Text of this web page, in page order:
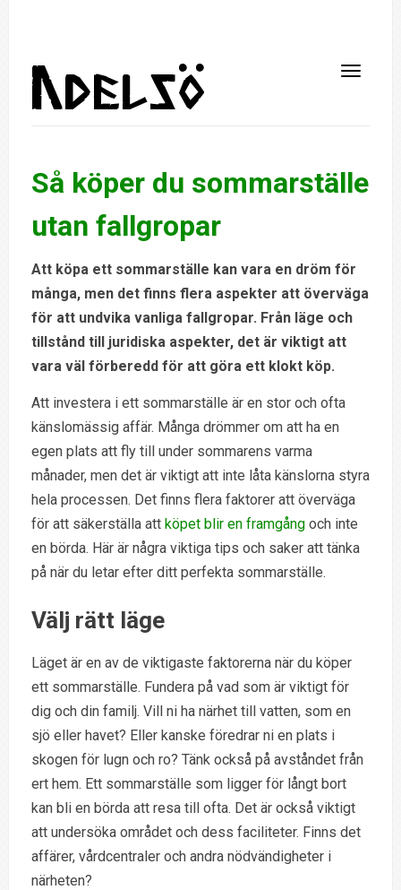
Så köper du sommarställe
utan fallgropar
Att köpa ett sommarställe kan vara en dröm för
många, men det finns flera aspekter att överväga
för att undvika vanliga fallgropar. Från läge och
tillstånd till juridiska aspekter, det är viktigt att
vara väl förberedd för att göra ett klokt köp.
Att investera i ett sommarställe är en stor och ofta
känslomässig affär. Många drömmer om att ha en
egen plats att fly till under sommarens varma
månader, men det är viktigt att inte låta känslorna styra
hela processen. Det finns flera faktorer att överväga
för att säkerställa att köpet blir en framgångoch inte
en börda. Här är några viktiga tips och saker att tänka
på när du letar efter ditt perfekta sommarställe.
Välj rätt läge
Läget är en av de viktigaste faktorerna när du köper
ett sommarställe. Fundera på vad som är viktigt för
dig och din familj. Vill ni ha närhet till vatten, som en
sjö eller havet? Eller kanske föredrar ni en plats i
skogen för lugn och ro? Tänk också på avståndet från
ert hem. Ett sommarställe som ligger för långt bort
kan bli en börda att resa till ofta. Det är också viktigt
att undersöka området och dess faciliteter. Finns det
affärer, vårdcentraler och andra nödvändigheter i
närheten?